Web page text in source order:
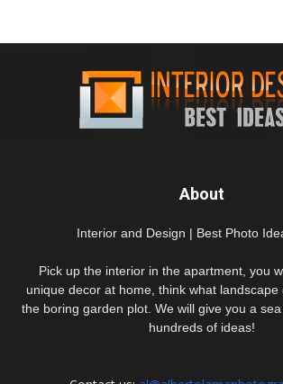
About
Interior and Design | Best Photo
Pick up the interior in the apartment, you
unique decor at home, think what landscape
the boring garden plot. We will give you a
hundreds of ideas!